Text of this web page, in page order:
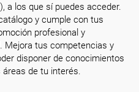
a los que sí puedes acceder.
y cumple con tus
profesional y
Mejora tus competencias y
disponer de conocimientos
de tu interés.